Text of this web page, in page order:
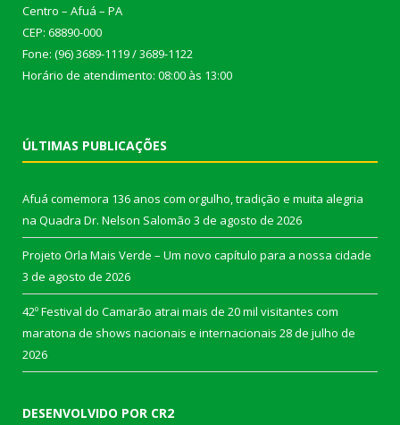
Centro – Afuá – PA
CEP: 68890-000
Fone: (96) 3689-1119 / 3689-1122
Horário de atendimento: 08:00 às 13:00
ÚLTIMAS PUBLICAÇÕES
Afuá comemora 136 anos com orgulho, tradição e muita alegria
na Quadra Dr. Nelson Salomão 3 de agosto de 2026
Projeto Orla Mais Verde – Um novo capítulo para a nossa cidade
3 de agosto de 2026
42º Festival do Camarão atrai mais de 20 mil visitantes com
maratona de shows nacionais e internacionais 28 de julho de
2026
DESENVOLVIDO POR CR2